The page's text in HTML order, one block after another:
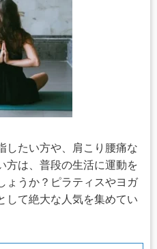
したい方や、肩こり腰痛な
方は、普段の生活に運動を
ょうか？ピラティスやヨガ
して絶大な人気を集めてい